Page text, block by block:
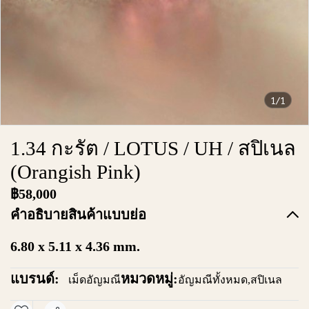
1/1
1.34 กะรัต / LOTUS / UH / สปิเนล
(Orangish Pink)
฿58,000
คำอธิบายสินค้าแบบย่อ
6.80 x 5.11 x 4.36 mm.
แบรนด์: เม็ดอัญมณีหมวดหมู่:อัญมณีทั้งหมด,สปิเนล